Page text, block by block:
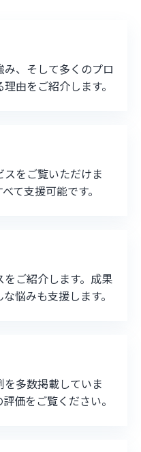
、そして多くのプロ
由をご紹介します。
をご覧いただけま
て支援可能です。
ご紹介します。成果
悩みも支援します。
多数掲載していま
価をご覧ください。